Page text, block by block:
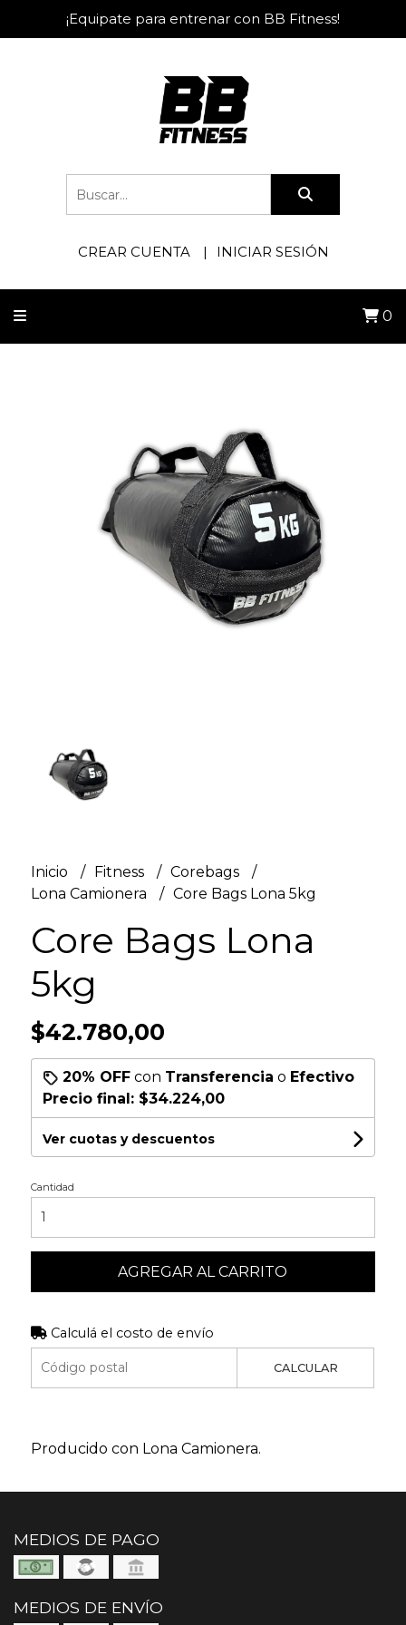
¡Equipate para entrenar con BB Fitness!
CREAR CUENTA INICIAR SESIÓN
0
Inicio Fitness
Corebags
Lona Camionera
Core Bags Lona 5kg
Core Bags Lona
5kg
$42.780,00
20% OFFcon Transferencia o Efectivo
Precio final: $34.224,00
Ver cuotas y descuentos
Cantidad
AGREGAR AL CARRITO
Calculá el costo de envío
CALCULAR
Producido con Lona Camionera.
MEDIOS DE PAGO
MEDIOS DE ENVÍO